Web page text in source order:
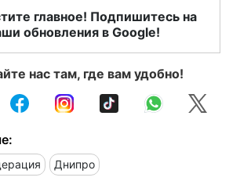
главное! Подпишитесь на
обновления в Google!
нас там, где вам удобно!
Днипро